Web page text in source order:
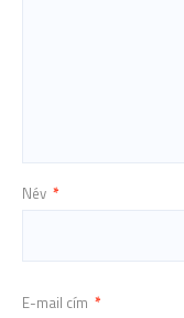
Név *
E-mail cím *